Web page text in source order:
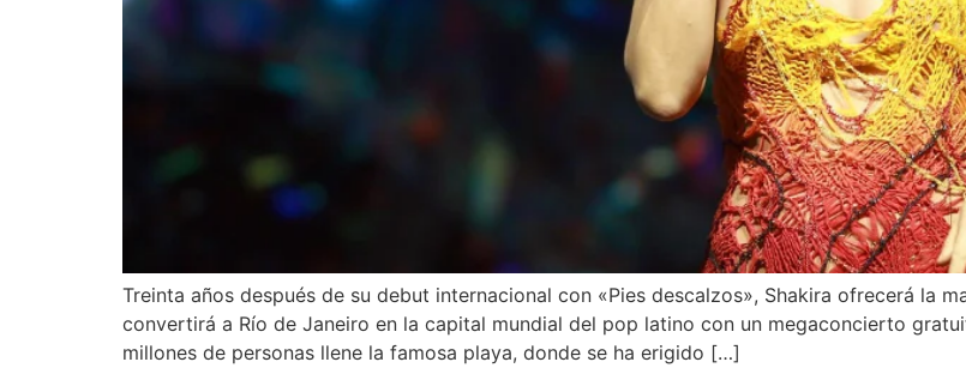
Treinta años después de su debut internacional con «Pies descalzos», Shakira ofrecerá la
convertirá a Río de Janeiro en la capital mundial del pop latino con un megaconcierto
millones de personas llene la famosa playa, donde se ha erigido […]